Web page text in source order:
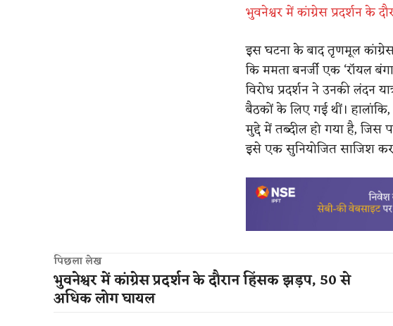
भुवनेश्वर में कांग्रेस प्रदर्शन
इस घटना के बाद तृणमूल
कि ममता बनर्जी एक ‘रॉयल
विरोध प्रदर्शन ने उनकी लंदन
बैठकों के लिए गई थीं।
मुद्दे में तब्दील हो गया है, जिस
इसे एक सुनियोजित साजिश
पिछला लेख
भुवनेश्वर में कांग्रेस प्रदर्शन के दौरान हिंसक झड़प, 50 से
अधिक लोग घायल